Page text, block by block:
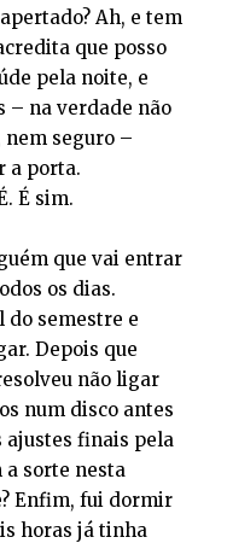
Ah, e tem
que posso
pela noite, e
– na verdade não
seguro –
a porta.
É sim.
que vai entrar
os dias.
do semestre e
Depois que
não ligar
num disco antes
ajustes finais pela
a sorte nesta
Enfim, fui dormir
horas já tinha